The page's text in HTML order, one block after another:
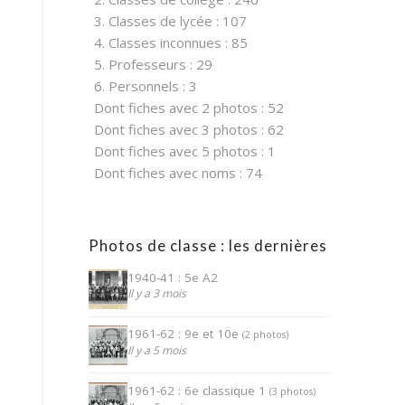
3. Classes de lycée : 107
4. Classes inconnues : 85
5. Professeurs : 29
6. Personnels : 3
Dont fiches avec 2 photos : 52
Dont fiches avec 3 photos : 62
Dont fiches avec 5 photos : 1
Dont fiches avec noms : 74
Photos de classe : les dernières
1940-41 : 5e A2
Il y a 3 mois
1961-62 : 9e et 10e(2 photos)
Il y a 5 mois
1961-62 : 6e classique 1(3 photos)